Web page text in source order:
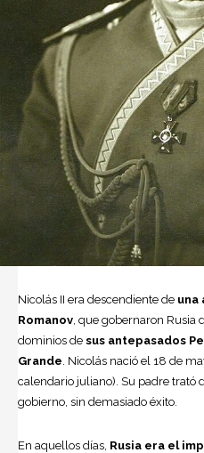
Nicolás II era descendiente de una
Romanov , que gobernaron Rusia
dominios de sus antepasados
Grande . Nicolás nació el 18 de
calendario juliano). Su padre trató
gobierno, sin demasiado éxito.
En aquellos días, Rusia era el